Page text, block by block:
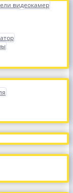
видеокамер